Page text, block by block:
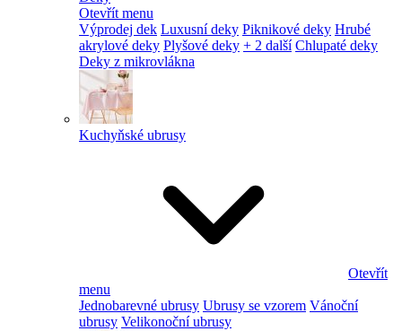
Otevřít menu
Výprodej dek Luxusní deky Piknikové deky Hrubé
akrylové deky Plyšové deky + 2 další Chlupaté deky
Deky z mikrovlákna
Kuchyňské ubrusy
Otevřít
menu
Jednobarevné ubrusy Ubrusy se vzorem Vánoční
ubrusy Velikonoční ubrusy